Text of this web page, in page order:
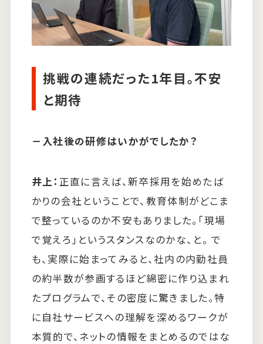
挑戦の連続だった1年目。不安
と期待
－ 入社後の研修はいかがでしたか？
井上： 正直に言えば、新卒採用を始めたば
かりの会社ということで、教育体制がどこま
で整っているのか不安もありました。「現場
で覚えろ」というスタンスなのかな、と。 で
も、実際に始まってみると、社内の内勤社員
の約半数が参画するほど綿密に作り込まれ
たプログラムで、その密度に驚きました。特
に自社サービスへの理解を深めるワークが
本質的で、ネットの情報をまとめるのではな